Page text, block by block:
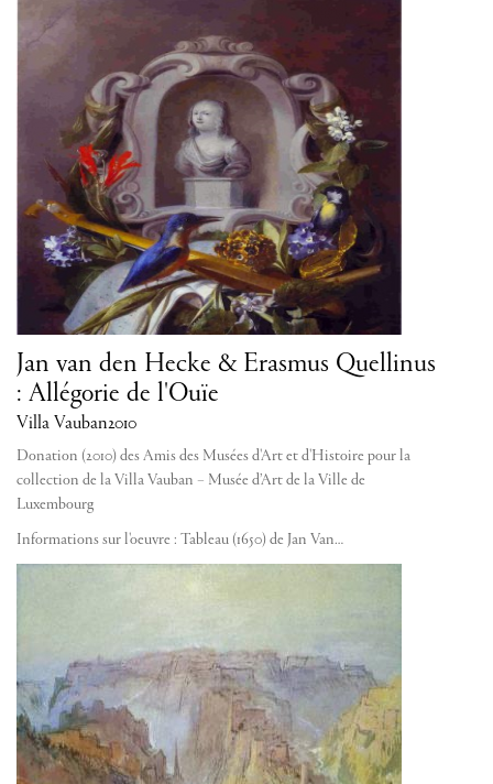
Jan van den Hecke & Erasmus Quellinus
: Allégorie de l'Ouïe
Villa Vauban2010
Donation (2010) des Amis des Musées d'Art et d'Histoire pour la
collection de la Villa Vauban – Musée d’Art de la Ville de
Luxembourg
Informations sur l'oeuvre : Tableau (1650) de Jan Van…